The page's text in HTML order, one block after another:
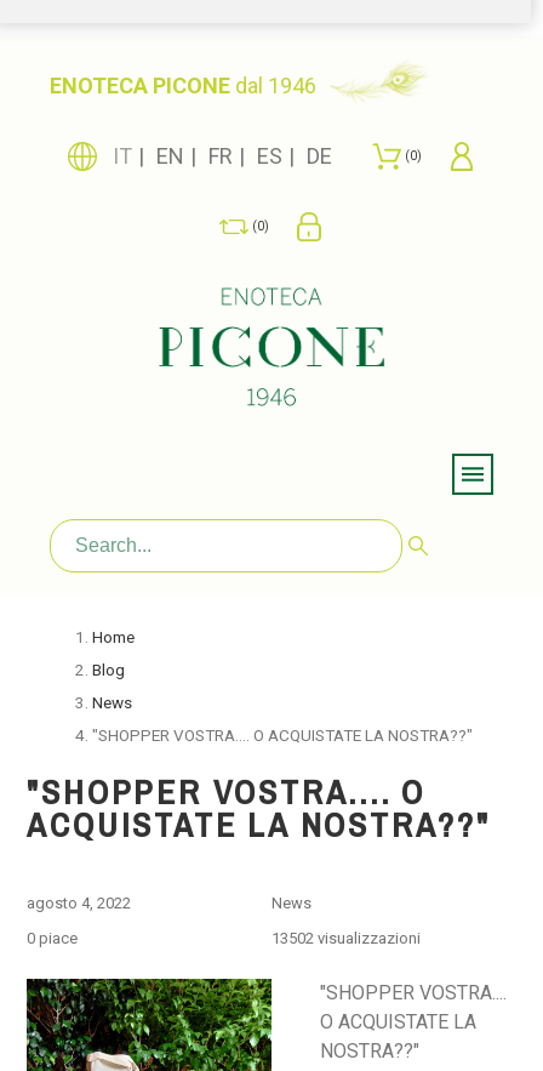
ENOTECA PICONE dal 1946
IT EN FR ES DE 0
0
Home
Blog
News
"SHOPPER VOSTRA.... O ACQUISTATE LA NOSTRA??"
"SHOPPER VOSTRA.... O
ACQUISTATE LA NOSTRA??"
agosto 4, 2022
News
0piace 13502 visualizzazioni
"SHOPPER VOSTRA....
O ACQUISTATE LA
NOSTRA??"